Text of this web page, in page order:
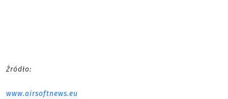
Źródło:
www.airsoftnews.eu